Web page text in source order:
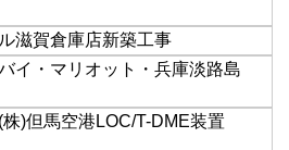
滋賀倉庫店新築工事
イ・マリオット・兵庫淡路島
)但馬空港LOC/T-DME装置